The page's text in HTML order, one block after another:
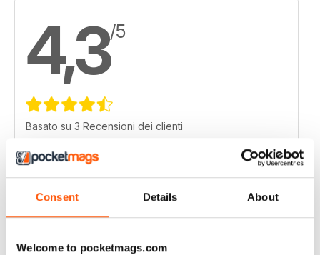
Consent Details About
Welcome to pocketmags.com
4,3/5
Basato su 3 Recensioni dei clienti
5 2
4
1
2 0
1